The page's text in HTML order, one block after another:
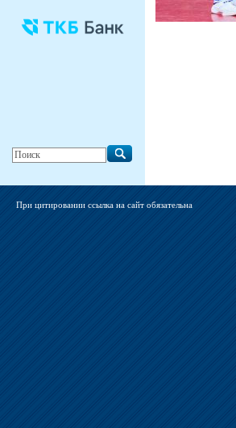
При цитировании ссылка на сайт обязательна